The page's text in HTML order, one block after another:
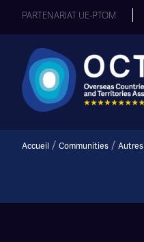
PARTENARIAT UE-PTOM
Accueil / Communities / Autres